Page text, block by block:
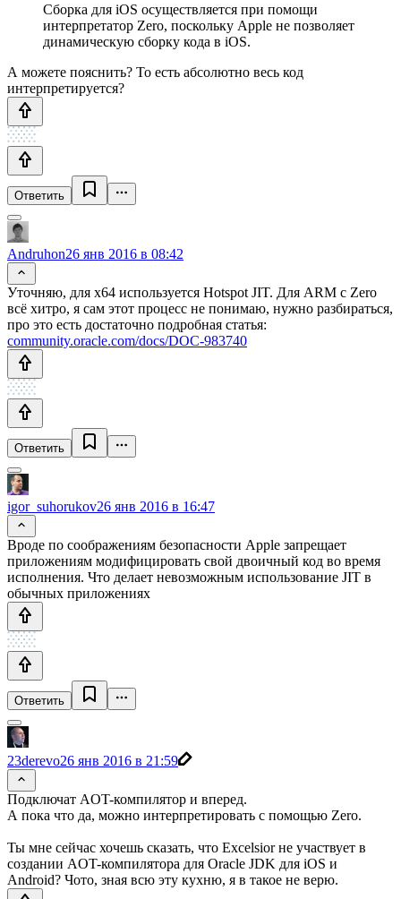
Сборка для iOS осуществляется при помощи
интерпретатор Zero, поскольку Apple не позволяет
динамическую сборку кода в iOS.
А можете пояснить? То есть абсолютно весь код
интерпретируется?
Ответить
Andruhon26 янв 2016 в 08:42
Уточняю, для x64 используется Hotspot JIT. Для ARM с Zero
всё хитро, я сам этот процесс не понимаю, нужно разбираться,
про это есть достаточно подробная статья:
community.oracle.com/docs/DOC-983740
Ответить
igor_suhorukov26 янв 2016 в 16:47
Вроде по соображениям безопасности Apple запрещает
приложениям модифицировать свой двоичный код во время
исполнения. Что делает невозможным использование JIT в
обычных приложениях
Ответить
23derevo26 янв 2016 в 21:59
Подключат AOT-компилятор и вперед.
А пока что да, можно интерпретировать с помощью Zero.
Ты мне сейчас хочешь сказать, что Excelsior не участвует в
создании AOT-компилятора для Oracle JDK для iOS и
Android? Чото, зная всю эту кухню, я в такое не верю.